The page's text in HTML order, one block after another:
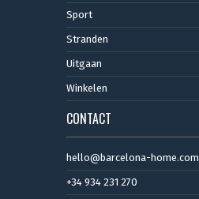
Sport
Stranden
Uitgaan
Winkelen
CONTACT
hello@barcelona-home.com
+34 934 231 270